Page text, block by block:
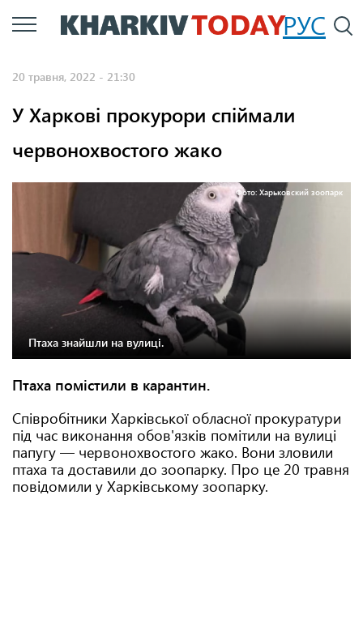
Перейти
до
РУС
20 травня, 2022 - 21:30
У Харкові прокурори спіймали
червонохвостого жако
Фото: Харьковский зоопарк
Птаха знайшли на вулиці.
Птаха помістили в карантин.
Співробітники Харківської обласної прокуратури
під час виконання обов'язків помітили на вулиці
папугу — червонохвостого жако. Вони зловили
птаха та доставили до зоопарку. Про це 20 травня
повідомили у Харківському зоопарку.